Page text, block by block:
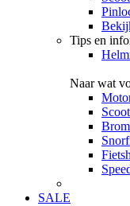
Tips en
Naar wat
SALE